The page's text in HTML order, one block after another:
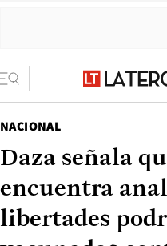
NACIONAL
Daza señala
encuentra
libertades